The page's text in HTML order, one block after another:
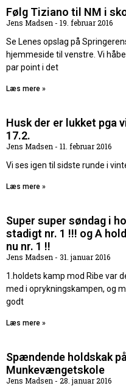
Følg Tiziano til NM i
Jens Madsen
19. februar 2016
Se Lenes opslag på
hjemmeside til venstre. Vi
par point i det
Læs mere »
Husk der er lukket pga
17.2.
Jens Madsen
11. februar 2016
Vi ses igen til sidste runde i
Læs mere »
Super super søndag i
stadigt nr. 1 !!! og A
nu nr. 1 !!
Jens Madsen
31. januar 2016
1.holdets kamp mod Ribe var
med i oprykningskampen, og
godt
Læs mere »
Spændende holdskak
Munkevængetskole
Jens Madsen
28. januar 2016